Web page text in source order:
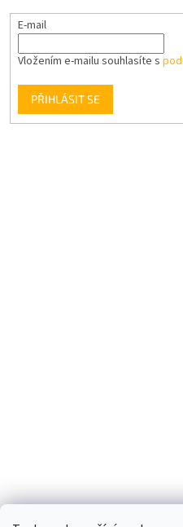
E-mail
Vložením e-mailu souhlasíte s
PŘIHLÁSIT SE